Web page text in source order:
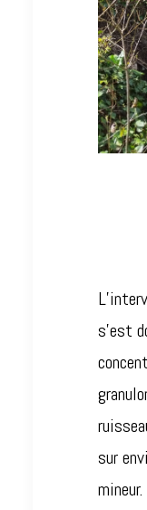
s’est
sur